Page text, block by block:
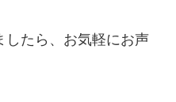
したら、お気軽にお声